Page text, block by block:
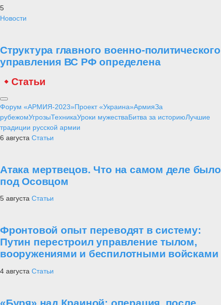
5
Новости
Структура главного военно-политического
управления ВС РФ определена
Статьи
Форум «АРМИЯ-2023»Проект «Украина»АрмияЗа
рубежомУгрозыТехникаУроки мужестваБитва за историюЛучшие
традиции русской армии
6 августа Статьи
Атака мертвецов. Что на самом деле было
под Осовцом
5 августа Статьи
Фронтовой опыт переводят в систему:
Путин перестроил управление тылом,
вооружениями и беспилотными войсками
4 августа Статьи
«Буря» над Краиной: операция, после